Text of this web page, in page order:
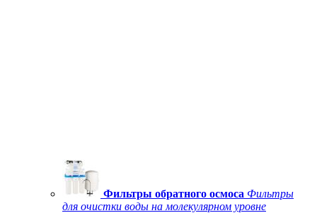
Фильтры обратного осмоса Фильтры
для очистки воды на молекулярном уровне